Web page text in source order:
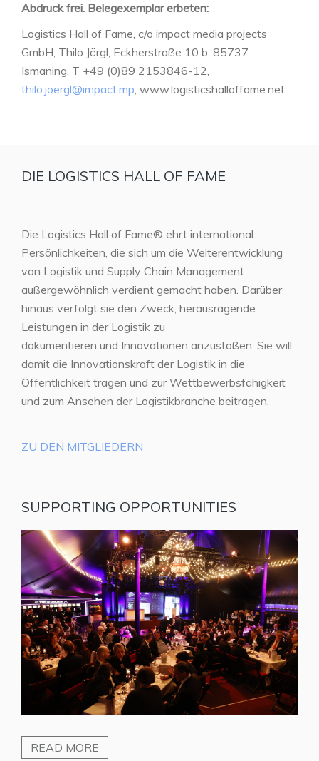
Abdruck frei. Belegexemplar erbeten:
Logistics Hall of Fame, c/o impact media projects
GmbH, Thilo Jörgl, Eckherstraße 10 b, 85737
Ismaning, T +49 (0)89 2153846-12,
thilo.joergl@impact.mp, www.logisticshalloffame.net
DIE LOGISTICS HALL OF FAME
Die Logistics Hall of Fame® ehrt international
Persönlichkeiten, die sich um die Weiterentwicklung
von Logistik und Supply Chain Management
außergewöhnlich verdient gemacht haben. Darüber
hinaus verfolgt sie den Zweck, herausragende
Leistungen in der Logistik zu
dokumentieren und Innovationen anzustoßen. Sie will
damit die Innovationskraft der Logistik in die
Öffentlichkeit tragen und zur Wettbewerbsfähigkeit
und zum Ansehen der Logistikbranche beitragen.
ZU DEN MITGLIEDERN
SUPPORTING OPPORTUNITIES
READ MORE